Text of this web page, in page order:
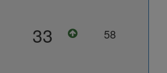
33 58